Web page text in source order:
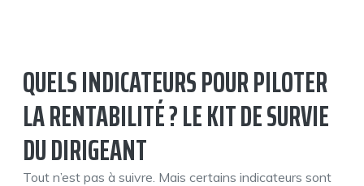
QUELS INDICATEURS POUR PILOTER
LA RENTABILITÉ ? LE KIT DE SURVIE
DU DIRIGEANT
Tout n’est pas à suivre. Mais certains indicateurs sont